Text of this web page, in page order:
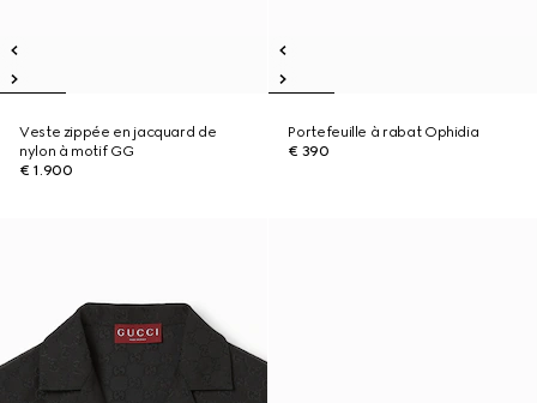
Veste zippée en jacquard de
nylon à motif GG
€ 1.900
Portefeuille à rabat Ophidia
€ 390